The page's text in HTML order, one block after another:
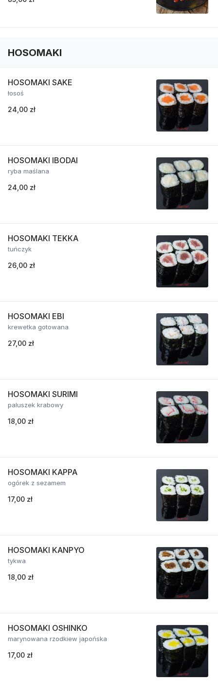
HOSOMAKI
HOSOMAKI SAKE
łosoś
24,00 zł
HOSOMAKI IBODAI
ryba maślana
24,00 zł
HOSOMAKI TEKKA
tuńczyk
26,00 zł
HOSOMAKI EBI
krewetka gotowana
27,00 zł
HOSOMAKI SURIMI
paluszek krabowy
18,00 zł
HOSOMAKI KAPPA
ogórek z sezamem
17,00 zł
HOSOMAKI KANPYO
tykwa
18,00 zł
HOSOMAKI OSHINKO
marynowana rzodkiew japońska
17,00 zł